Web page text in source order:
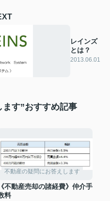
レインズ
とは？
2013.06.01
す”おすすめ記事
不動産の疑問にお答えします
不動産売却の諸経費》仲介手
料